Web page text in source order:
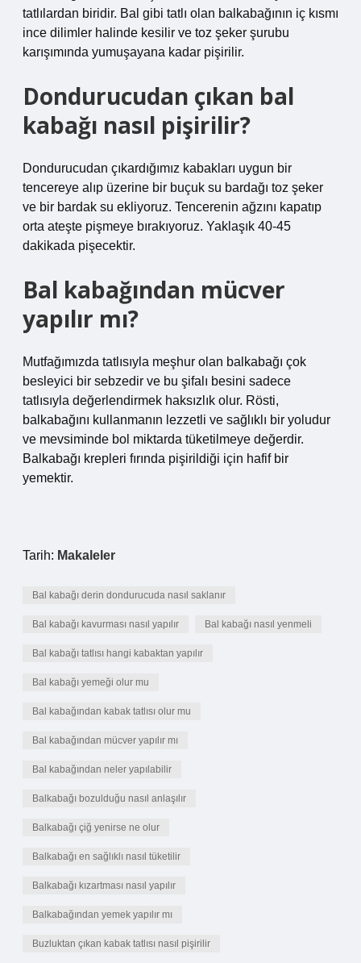
tatlılardan biridir. Bal gibi tatlı olan balkabağının iç kısmı
ince dilimler halinde kesilir ve toz şeker şurubu
karışımında yumuşayana kadar pişirilir.
Dondurucudan çıkan bal
kabağı nasıl pişirilir?
Dondurucudan çıkardığımız kabakları uygun bir
tencereye alıp üzerine bir buçuk su bardağı toz şeker
ve bir bardak su ekliyoruz. Tencerenin ağzını kapatıp
orta ateşte pişmeye bırakıyoruz. Yaklaşık 40-45
dakikada pişecektir.
Bal kabağından mücver
yapılır mı?
Mutfağımızda tatlısıyla meşhur olan balkabağı çok
besleyici bir sebzedir ve bu şifalı besini sadece
tatlısıyla değerlendirmek haksızlık olur. Rösti,
balkabağını kullanmanın lezzetli ve sağlıklı bir yoludur
ve mevsiminde bol miktarda tüketilmeye değerdir.
Balkabağı krepleri fırında pişirildiği için hafif bir
yemektir.
Tarih: Makaleler
Bal kabağı derin dondurucuda nasıl saklanır
Bal kabağı kavurması nasıl yapılır Bal kabağı nasıl yenmeli
Bal kabağı tatlısı hangi kabaktan yapılır
Bal kabağı yemeği olur mu
Bal kabağından kabak tatlısı olur mu
Bal kabağından mücver yapılır mı
Bal kabağından neler yapılabilir
Balkabağı bozulduğu nasıl anlaşılır
Balkabağı çiğ yenirse ne olur
Balkabağı en sağlıklı nasıl tüketilir
Balkabağı kızartması nasıl yapılır
Balkabağından yemek yapılır mı
Buzluktan çıkan kabak tatlısı nasıl pişirilir